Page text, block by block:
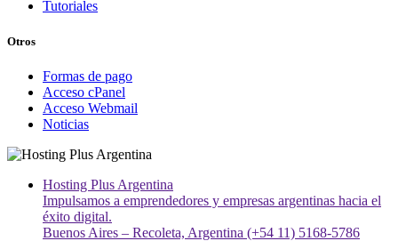
Tutoriales
Otros
Formas de pago
Acceso cPanel
Acceso Webmail
Noticias
Hosting Plus Argentina
Impulsamos a emprendedores y empresas argentinas hacia el
éxito digital.
Buenos Aires – Recoleta, Argentina (+54 11) 5168-5786